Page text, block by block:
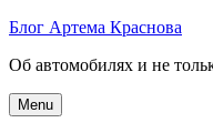
Skip
content
Блог Артема Краснова
Об автомобилях и не
Menu